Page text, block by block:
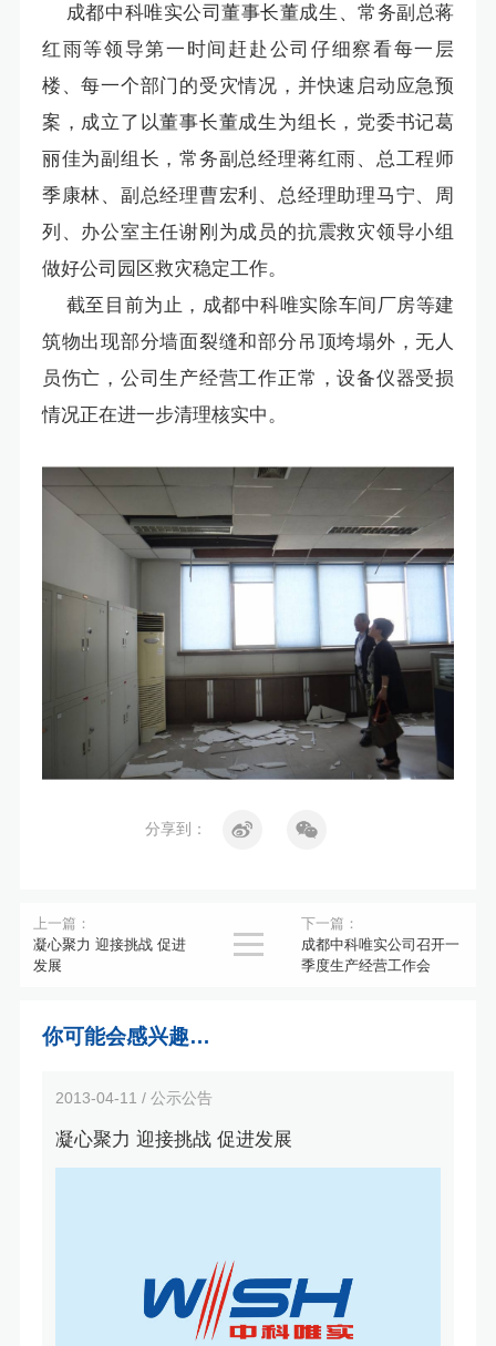
成都中科唯实公司董事长董成生、常务副总蒋
红雨等领导第一时间赶赴公司仔细察看每一层
楼、每一个部门的受灾情况，并快速启动应急预
案，成立了以董事长董成生为组长，党委书记葛
丽佳为副组长，常务副总经理蒋红雨、总工程师
季康林、副总经理曹宏利、总经理助理马宁、周
列、办公室主任谢刚为成员的抗震救灾领导小组
做好公司园区救灾稳定工作。
截至目前为止，成都中科唯实除车间厂房等建
筑物出现部分墙面裂缝和部分吊顶垮塌外，无人
员伤亡，公司生产经营工作正常，设备仪器受损
情况正在进一步清理核实中。
分享到：
上一篇：
凝心聚力 迎接挑战 促进
发展
下一篇：
成都中科唯实公司召开一
季度生产经营工作会

你可能会感兴趣…
2013-04-11 / 公示公告
凝心聚力 迎接挑战 促进发展